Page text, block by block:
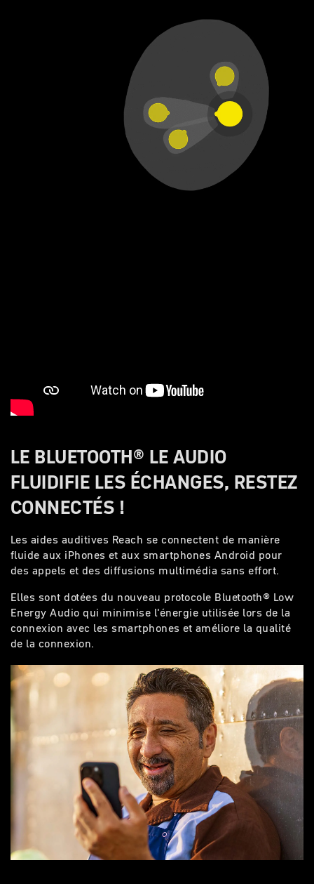
LE BLUETOOTH® LE AUDIO
FLUIDIFIE LES ÉCHANGES, RESTEZ
CONNECTÉS !
Les aides auditives Reach se connectent de manière
fluide aux iPhones et aux smartphones Android pour
des appels et des diffusions multimédia sans effort.
Elles sont dotées du nouveau protocole Bluetooth® Low
Energy Audio qui minimise l'énergie utilisée lors de la
connexion avec les smartphones et améliore la qualité
de la connexion.